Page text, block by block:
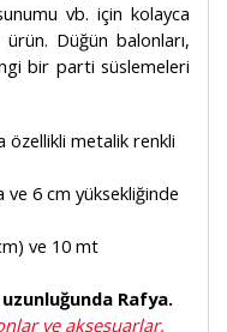
vb. için kolayca
Düğün balonları,
bir parti süslemeleri
özellikli metalik renkli
ve 6 cm yüksekliğinde
ve 10 mt
Rafya.
ve aksesuarlar,